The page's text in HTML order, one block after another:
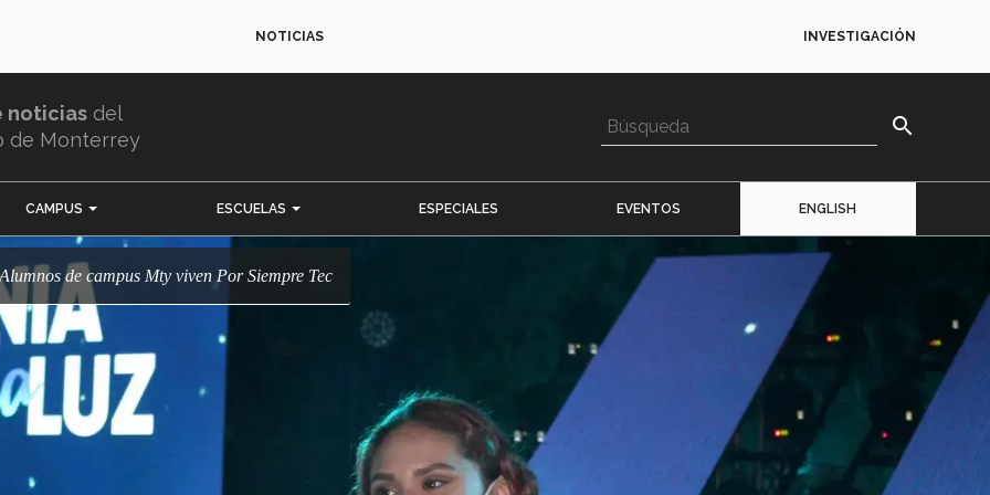
NOTICIAS INVESTIGACIÓN
noticias del
de Monterrey
search
CAMPUS ESCUELAS ESPECIALES EVENTOS ENGLISH
de campus Mty viven Por Siempre Tec